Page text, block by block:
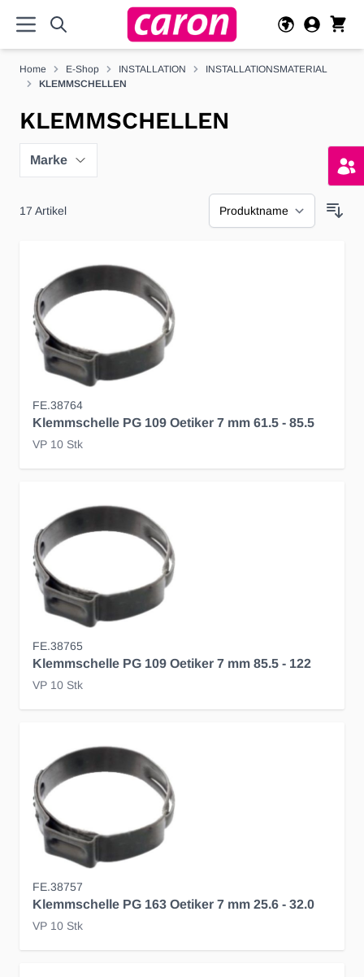
Home E-Shop INSTALLATION
INSTALLATIONSMATERIAL
KLEMMSCHELLEN
KLEMMSCHELLEN
Marke
17 Artikel
FE.38764
Klemmschelle PG 109 Oetiker 7 mm 61.5 - 85.5
VP 10 Stk
FE.38765
Klemmschelle PG 109 Oetiker 7 mm 85.5 - 122
VP 10 Stk
FE.38757
Klemmschelle PG 163 Oetiker 7 mm 25.6 - 32.0
VP 10 Stk